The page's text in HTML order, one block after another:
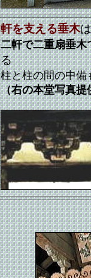
軒を支える垂木は
二軒で二重扇垂木
る
柱と柱の間の中備
（右の本堂写真提